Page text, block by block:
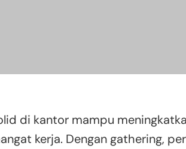
di kantor mampu
kerja. Dengan gathering,